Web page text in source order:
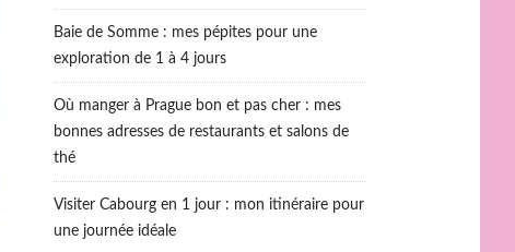
Baie de Somme : mes pépites pour une
exploration de 1 à 4 jours
Où manger à Prague bon et pas cher : mes
bonnes adresses de restaurants et salons de
thé
Visiter Cabourg en 1 jour : mon itinéraire pour
une journée idéale